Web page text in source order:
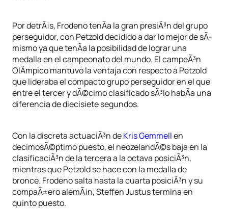
Por detrÃ¡s, Frodeno tenÃ­a la gran presiÃ³n del grupo
perseguidor, con Petzold decidido a dar lo mejor de sÃ­
mismo ya que tenÃ­a la posibilidad de lograr una
medalla en el campeonato del mundo. El campeÃ³n
OlÃ­mpico mantuvo la ventaja con respecto a Petzold
que lideraba el compacto grupo perseguidor en el que
entre el tercer y dÃ©cimo clasificado sÃ³lo habÃ­a una
diferencia de diecisiete segundos.
Con la discreta actuaciÃ³n deKris Gemmellen
decimosÃ©ptimo puesto, el neozelandÃ©s baja en la
clasificaciÃ³n de la tercera a la octava posiciÃ³n,
mientras que Petzold se hace con la medalla de
bronce. Frodeno salta hasta la cuarta posiciÃ³n y su
compaÃ±ero alemÃ¡n, Steffen Justus termina en
quinto puesto.